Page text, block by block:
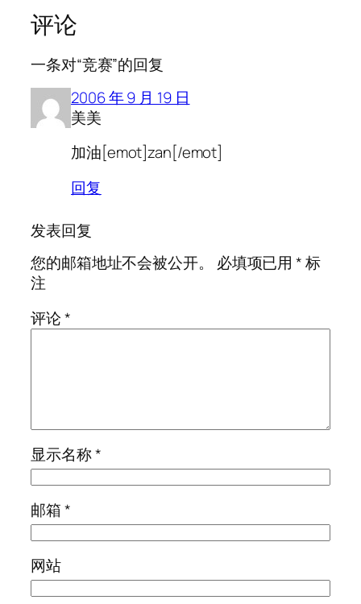
评论
一条对“竞赛”的回复
2006 年 9 月 19 日
美美
加油[emot]zan[/emot]
回复
发表回复
您的邮箱地址不会被公开。
必填项已用*标
注
评论*
显示名称*
邮箱*
网站